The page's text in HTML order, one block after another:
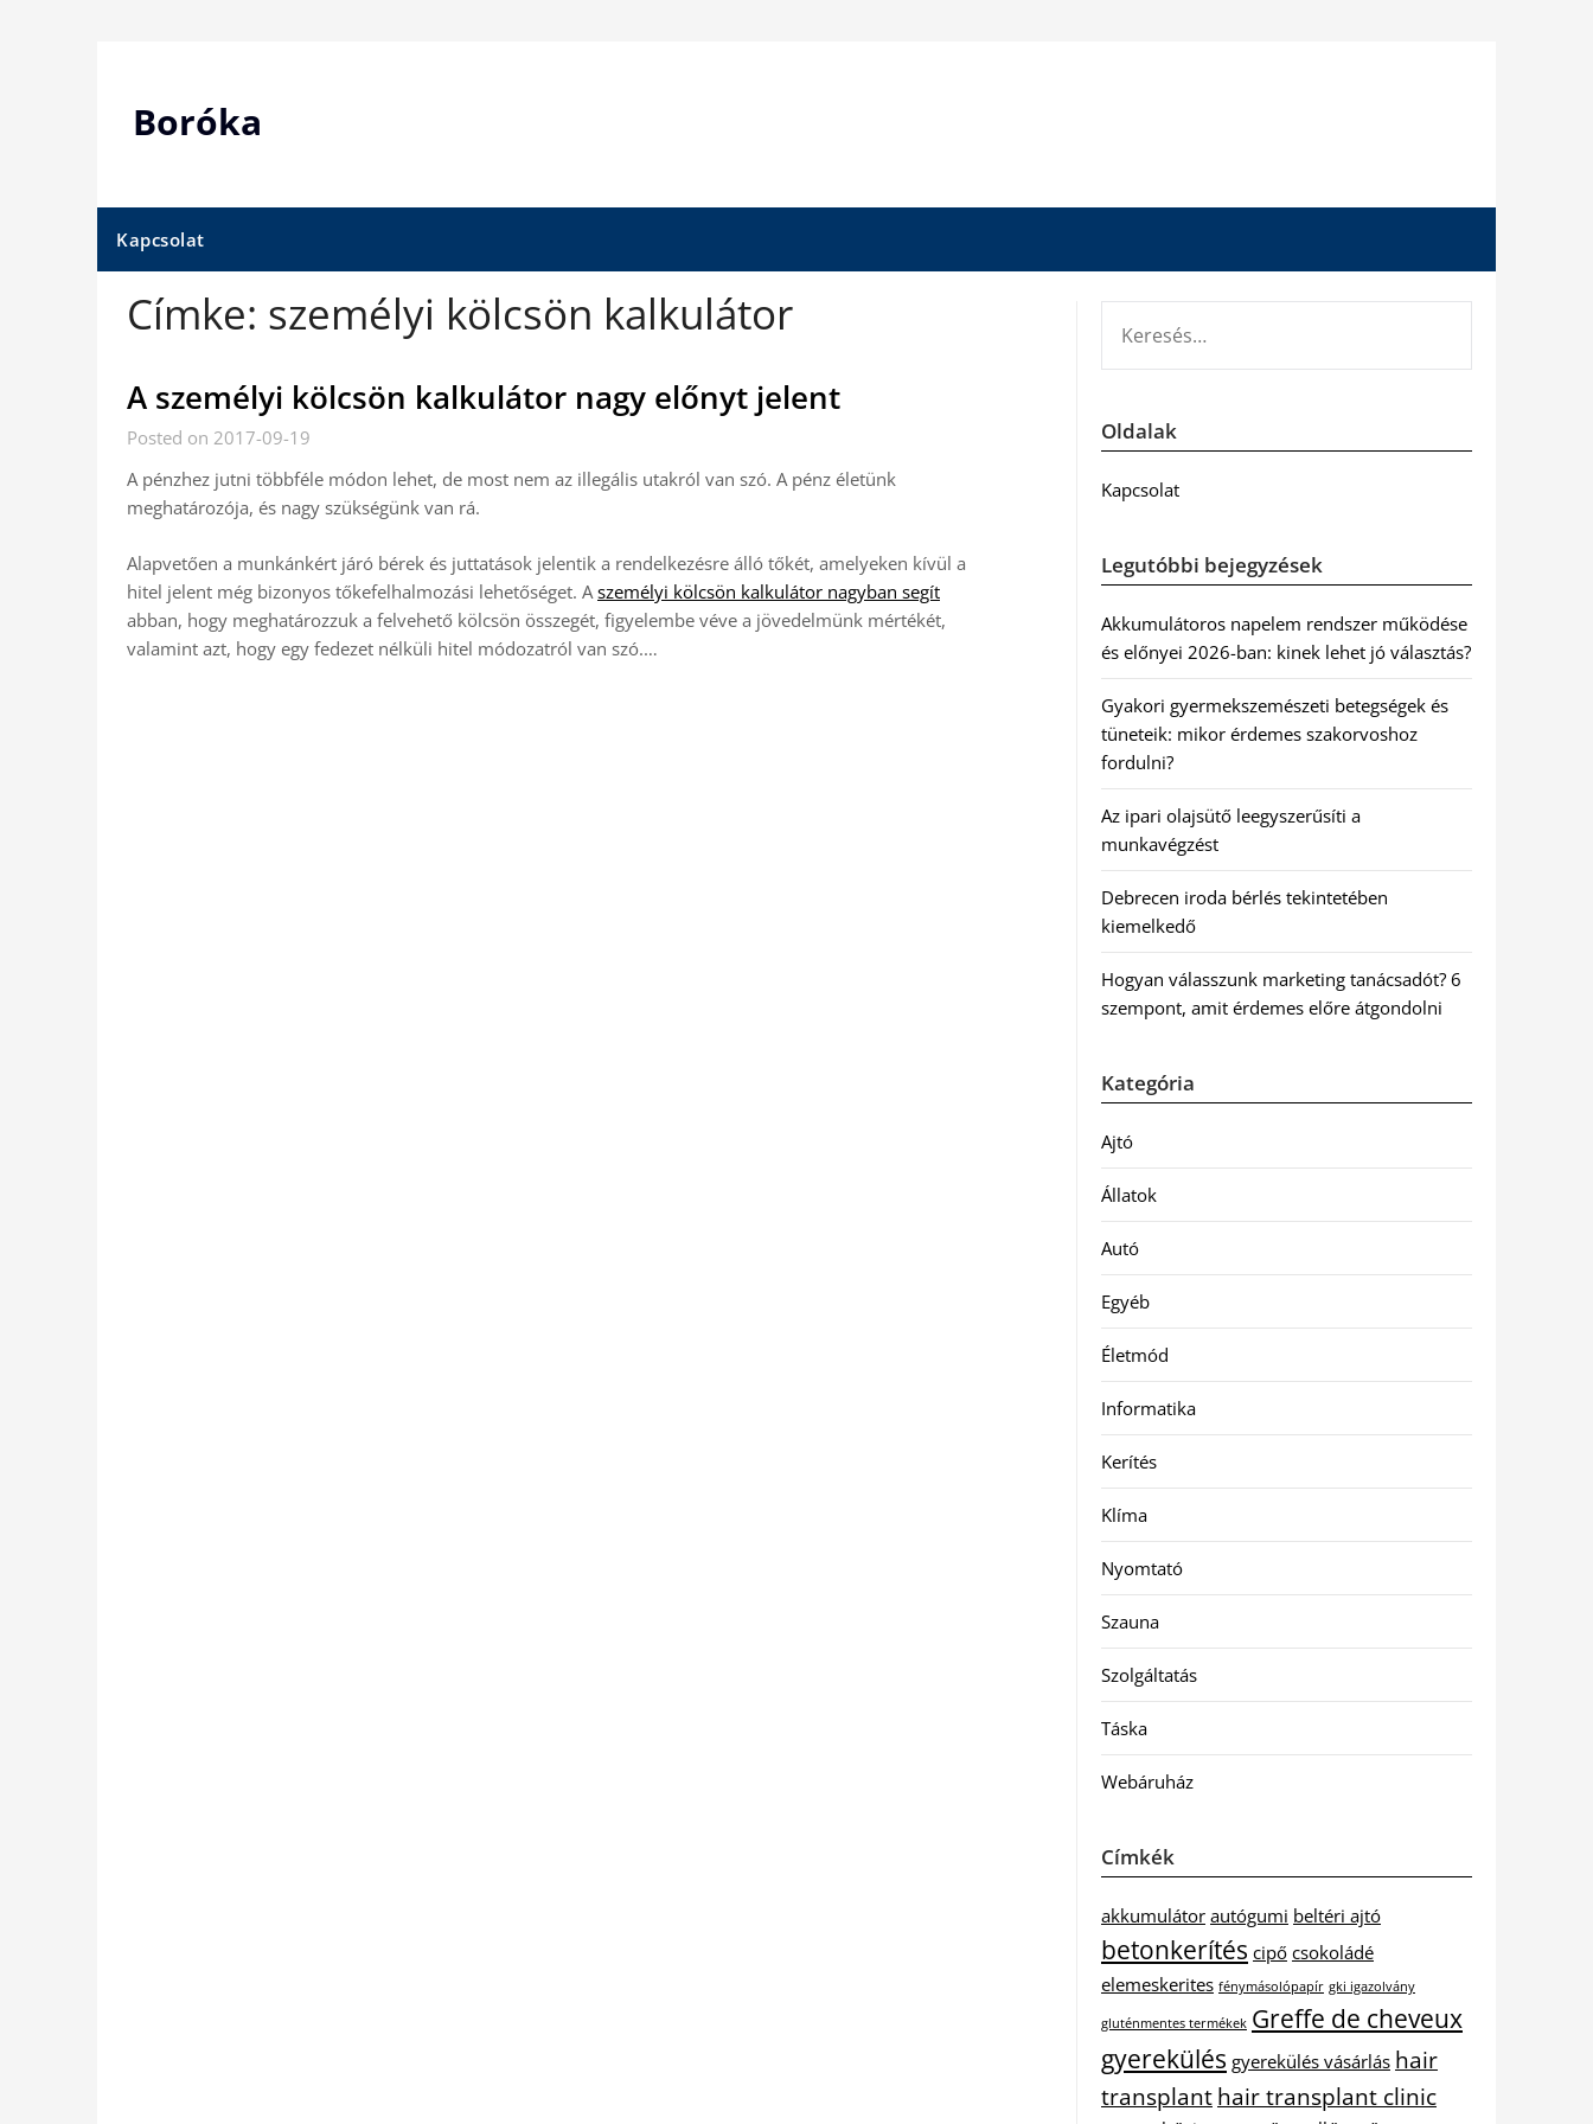
Boróka
Kapcsolat
Címke: személyi kölcsön kalkulátor
A személyi kölcsön kalkulátor nagy előnyt jelent
Posted on 2017-09-19
A pénzhez jutni többféle módon lehet, de most nem az illegális utakról van szó. A pénz életünk
meghatározója, és nagy szükségünk van rá.
Alapvetően a munkánkért járó bérek és juttatások jelentik a rendelkezésre álló tőkét, amelyeken kívül a
hitel jelent még bizonyos tőkefelhalmozási lehetőséget. A személyi kölcsön kalkulátor nagyban segít
abban, hogy meghatározzuk a felvehető kölcsön összegét, figyelembe véve a jövedelmünk mértékét,
valamint azt, hogy egy fedezet nélküli hitel módozatról van szó.…
Oldalak
Kapcsolat
Legutóbbi bejegyzések
Akkumulátoros napelem rendszer működése
és előnyei 2026-ban: kinek lehet jó választás?
Gyakori gyermekszemészeti betegségek és
tüneteik: mikor érdemes szakorvoshoz
fordulni?
Az ipari olajsütő leegyszerűsíti a
munkavégzést
Debrecen iroda bérlés tekintetében
kiemelkedő
Hogyan válasszunk marketing tanácsadót? 6
szempont, amit érdemes előre átgondolni
Kategória
Ajtó
Állatok
Autó
Egyéb
Életmód
Informatika
Kerítés
Klíma
Nyomtató
Szauna
Szolgáltatás
Táska
Webáruház
Címkék
akkumulátor autógumi beltéri ajtó
betonkerítés cipő csokoládé
elemeskerites fénymásolópapír gki igazolvány
gluténmentes termékek Greffe de cheveux
gyerekülés gyerekülés vásárlás hair
transplant hair transplant clinic